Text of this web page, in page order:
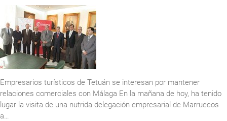
Empresarios turísticos de Tetuán se interesan por mantener
relaciones comerciales con Málaga En la mañana de hoy, ha tenido
lugar la visita de una nutrida delegación empresarial de Marruecos
a…